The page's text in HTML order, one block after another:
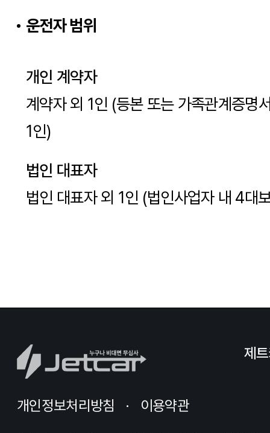
운전자 범위
개인 계약자
계약자 외 1인 (등본 또는 가족관계증명
1인)
법인 대표자
법인 대표자 외 1인 (법인사업자 내 4대
제
개인정보처리방침 이용약관